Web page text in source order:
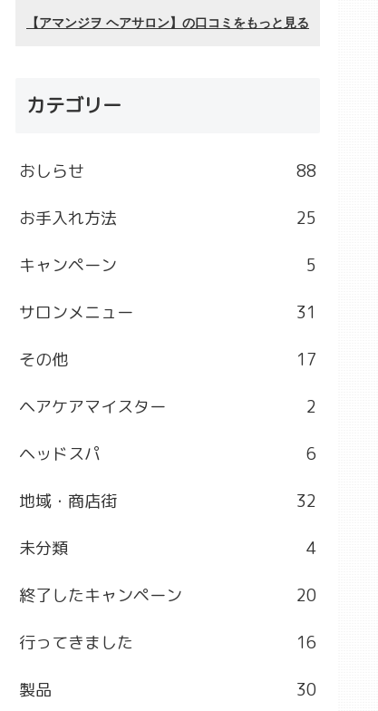
カテゴリー
おしらせ 88
お手入れ方法 25
キャンペーン 5
サロンメニュー 31
その他 17
ヘアケアマイスター 2
ヘッドスパ 6
地域・商店街 32
未分類 4
終了したキャンペーン 20
行ってきました 16
製品 30